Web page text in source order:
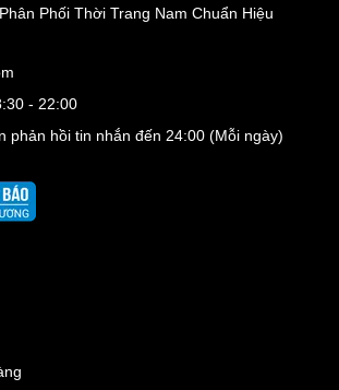
Phối Thời Trang Nam Chuẩn Hiệu
- 22:00
phản hồi tin nhắn đến 24:00 (Mỗi ngày)